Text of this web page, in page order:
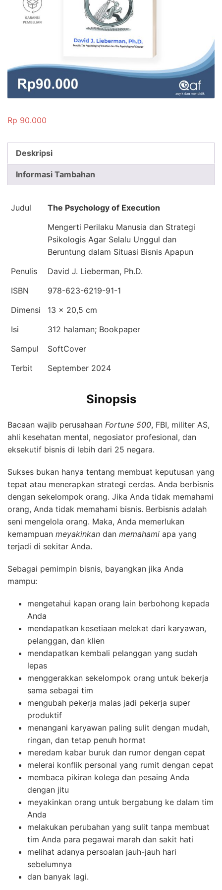
Rp 90.000
Deskripsi
Informasi Tambahan
Judul
The Psychology of Execution
Mengerti Perilaku Manusia dan Strategi
Psikologis Agar Selalu Unggul dan
Beruntung dalam Situasi Bisnis Apapun
Penulis
David J. Lieberman, Ph.D.
ISBN
978-623-6219-91-1
Dimensi
13 x 20,5 cm
Isi
312 halaman; Bookpaper
Sampul
SoftCover
Terbit
September 2024
Sinopsis
Bacaan wajib perusahaan Fortune 500, FBI, militer AS,
ahli kesehatan mental, negosiator profesional, dan
eksekutif bisnis di lebih dari 25 negara.
Sukses bukan hanya tentang membuat keputusan yang
tepat atau menerapkan strategi cerdas. Anda berbisnis
dengan sekelompok orang. Jika Anda tidak memahami
orang, Anda tidak memahami bisnis. Berbisnis adalah
seni mengelola orang. Maka, Anda memerlukan
kemampuan meyakinkan dan memahami apa yang
terjadi di sekitar Anda.
Sebagai pemimpin bisnis, bayangkan jika Anda
mampu:
mengetahui kapan orang lain berbohong kepada
Anda
mendapatkan kesetiaan melekat dari karyawan,
pelanggan, dan klien
mendapatkan kembali pelanggan yang sudah
lepas
menggerakkan sekelompok orang untuk bekerja
sama sebagai tim
mengubah pekerja malas jadi pekerja super
produktif
menangani karyawan paling sulit dengan mudah,
ringan, dan tetap penuh hormat
meredam kabar buruk dan rumor dengan cepat
melerai konflik personal yang rumit dengan cepat
membaca pikiran kolega dan pesaing Anda
dengan jitu
meyakinkan orang untuk bergabung ke dalam tim
Anda
melakukan perubahan yang sulit tanpa membuat
tim Anda para pegawai marah dan sakit hati
melihat adanya persoalan jauh-jauh hari
sebelumnya
dan banyak lagi.